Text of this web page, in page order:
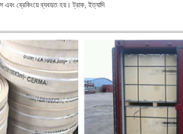
এবং ব্রেকিংয়ে ব্যবহৃত হয়। ট্রাক, ইত্যাদি